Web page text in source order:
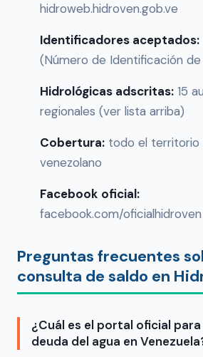
hidroweb.hidroven.gob.ve
Identificadores aceptados:
(Número de Identificación
Hidrológicas adscritas: 15
regionales (ver lista arriba)
Cobertura: todo el territorio
venezolano
Facebook oficial:
facebook.com/oficialhidroven
Preguntas frecuentes
consulta de saldo en
¿Cuál es el portal oficial
deuda del agua en